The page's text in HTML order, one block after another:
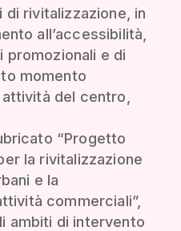
rivitalizzazione, in
all’accessibilità,
promozionali e di
momento
del centro,
“Progetto
la rivitalizzazione
e la
commerciali”,
ambiti di intervento